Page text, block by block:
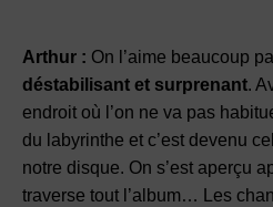
Arthur : On l’aime beaucoup
déstabilisant et surprenant.
endroit où l’on ne va pas
du labyrinthe et c’est devenu
notre disque. On s’est aperçu
traverse tout l’album… Les